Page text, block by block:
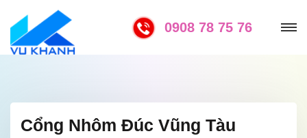
0908 78 75 76
Cổng Nhôm Đúc Vũng Tàu